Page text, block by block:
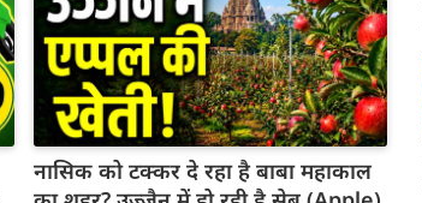
नासिक को टक्कर दे रहा है बाबा महाकाल